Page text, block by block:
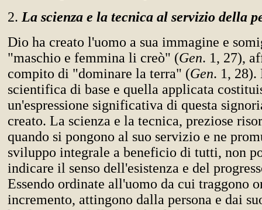
2. La scienza e la tecnica al servizio della
Dio ha creato l'uomo a sua immagine e
"maschio e femmina li creò" (Gen. 1, 27),
compito di "dominare la terra" (Gen. 1, 28).
scientifica di base e quella applicata
un'espressione significativa di questa
creato. La scienza e la tecnica, preziose
quando si pongono al suo servizio e ne
sviluppo integrale a beneficio di tutti, non
indicare il senso dell'esistenza e del
Essendo ordinate all'uomo da cui traggono
incremento, attingono dalla persona e dai